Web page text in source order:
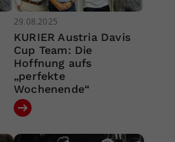
29.08.2025
KURIER Austria Davis
Cup Team: Die
Hoffnung aufs
„perfekte
Wochenende“